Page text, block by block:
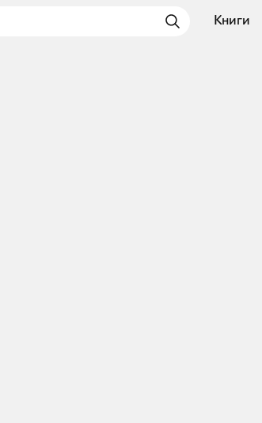
Книги